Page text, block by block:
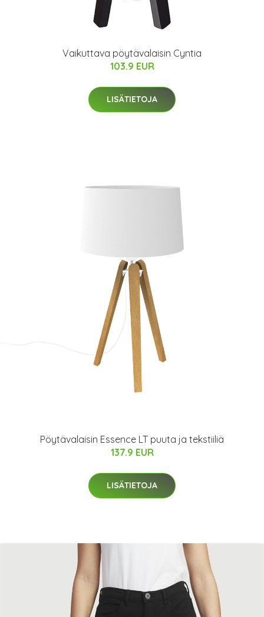
Vaikuttava pöytävalaisin Cyntia
103.9 EUR
LISÄTIETOJA
Pöytävalaisin Essence LT puuta ja tekstiiliä
137.9 EUR
LISÄTIETOJA